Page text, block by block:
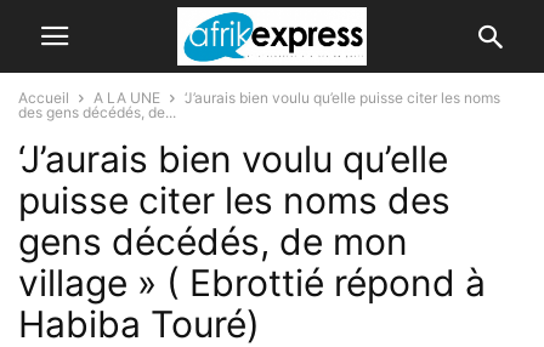
Accueil A LA UNE
‘J’aurais bien voulu qu’elle puisse citer les noms
des gens décédés, de...
‘J’aurais bien voulu qu’elle
puisse citer les noms des
gens décédés, de mon
village » ( Ebrottié répond à
Habiba Touré)